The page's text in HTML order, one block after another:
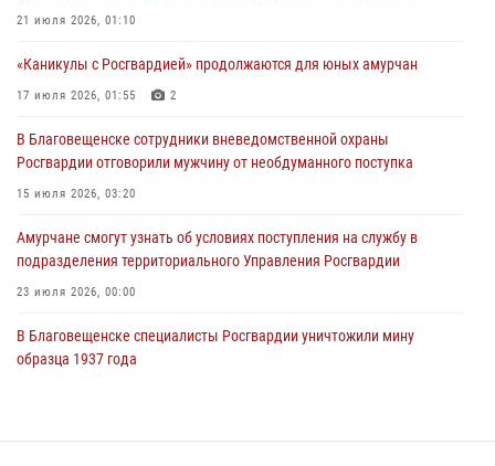
Амурчане смогут узнать об условиях поступления на службу в
23 июля 2026, 00:00
Координационного совета по вопросам частной охранной
деятельности при Управлении Росгвардии по Амурской области
21 июля 2026, 01:10
21 июля 2026, 01:10
«Каникулы с Росгвардией» продолжаются для юных амурчан
17 июля 2026, 01:55 2
В Благовещенске сотрудники вневедомственной охраны
Росгвардии отговорили мужчину от необдуманного поступка
15 июля 2026, 03:20
Амурчане смогут узнать об условиях поступления на службу в
подразделения территориального Управления Росгвардии
23 июля 2026, 00:00
В Благовещенске специалисты Росгвардии уничтожили мину
образца 1937 года